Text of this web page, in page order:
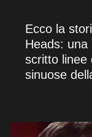
Ecco la
Heads: una
scritto linee
sinuose